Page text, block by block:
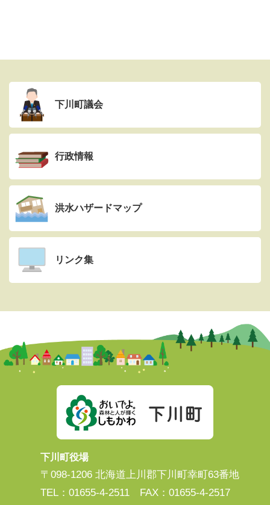
下川町議会
行政情報
洪水ハザードマップ
リンク集
下川町役場
〒098-1206 北海道上川郡下川町幸町63番地
TEL：01655-4-2511 FAX：01655-4-2517